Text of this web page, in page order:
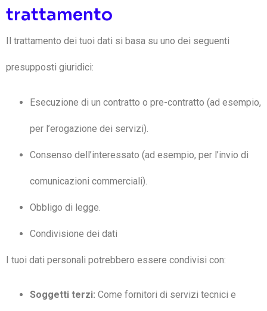
trattamento
Il trattamento dei tuoi dati si basa su uno dei seguenti
presupposti giuridici:
Esecuzione di un contratto o pre-contratto (ad esempio,
per l’erogazione dei servizi).
Consenso dell’interessato (ad esempio, per l’invio di
comunicazioni commerciali).
Obbligo di legge.
Condivisione dei dati
I tuoi dati personali potrebbero essere condivisi con:
Soggetti terzi: Come fornitori di servizi tecnici e